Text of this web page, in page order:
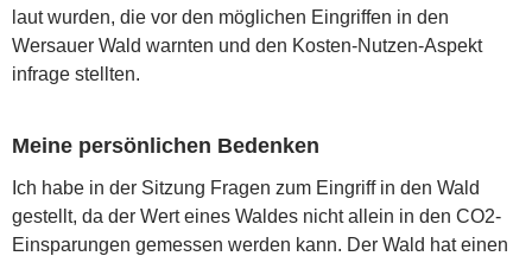
laut wurden, die vor den möglichen Eingriffen in den
Wersauer Wald warnten und den Kosten-Nutzen-Aspekt
infrage stellten.
Meine persönlichen Bedenken
Ich habe in der Sitzung Fragen zum Eingriff in den Wald
gestellt, da der Wert eines Waldes nicht allein in den CO2-
Einsparungen gemessen werden kann. Der Wald hat einen